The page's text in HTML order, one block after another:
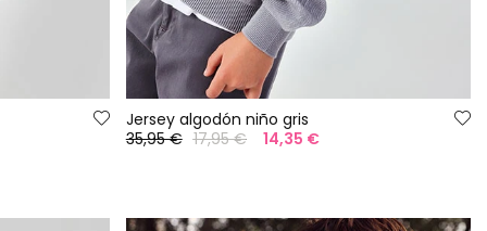
Jersey algodón niño gris
35,95 € 17,95 € 14,35 €